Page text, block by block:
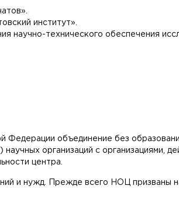
институт».
научно-технического обеспечения
Федерации объединение без
организаций с организациями,
центра.
и нужд. Прежде всего НОЦ призваны